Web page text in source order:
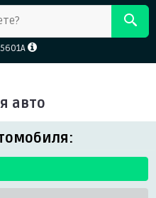
авто